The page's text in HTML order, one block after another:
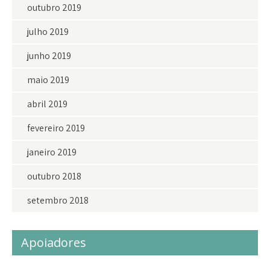
outubro 2019
julho 2019
junho 2019
maio 2019
abril 2019
fevereiro 2019
janeiro 2019
outubro 2018
setembro 2018
Apoiadores